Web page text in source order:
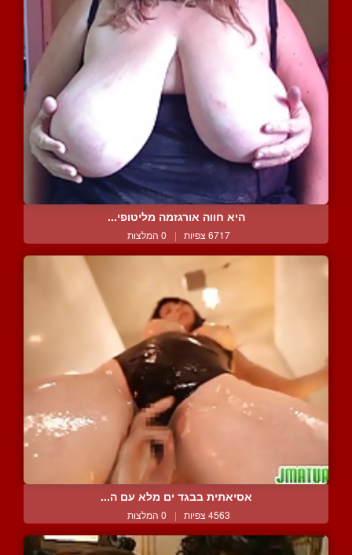
היא חווה אורגזמה מליטופי...
6717 צפיות | 0 המלצות
אסיאתית בבגד ים מלא עם ה...
4563 צפיות | 0 המלצות